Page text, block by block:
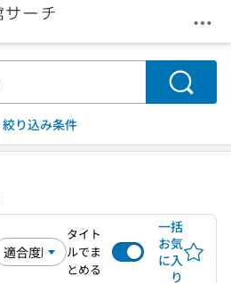
メ
検索
絞り込み条件
タイト
ルでま
とめる
一括
お気
に入
り